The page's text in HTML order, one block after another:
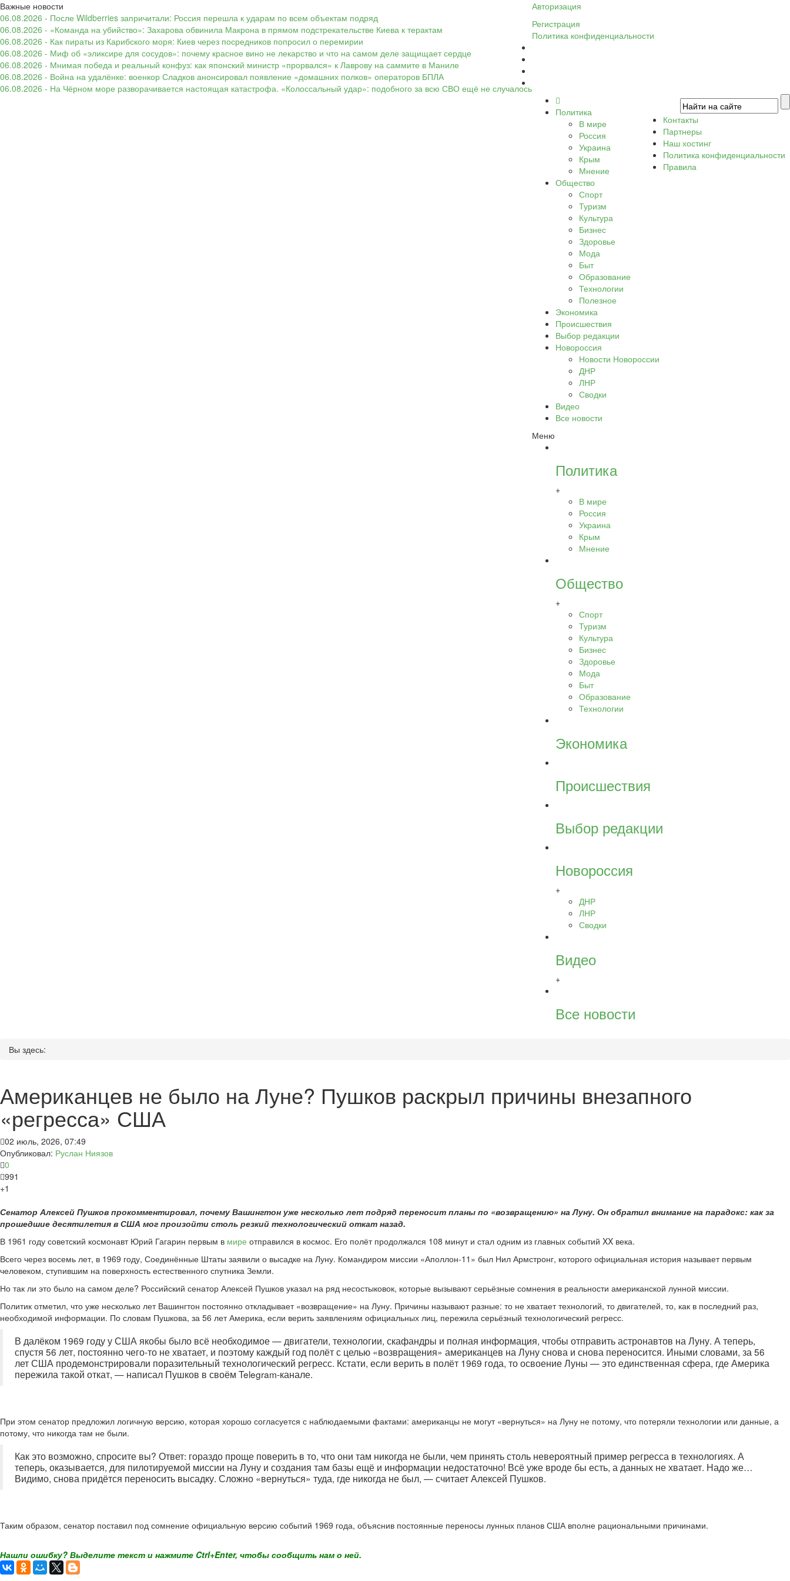
Важные новости
06.08.2026 - После Wildberries запричитали: Россия перешла к ударам по всем объектам подряд
06.08.2026 - «Команда на убийство»: Захарова обвинила Макрона в прямом подстрекательстве Киева к терактам
06.08.2026 - Как пираты из Карибского моря: Киев через посредников попросил о перемирии
06.08.2026 - Миф об «эликсире для сосудов»: почему красное вино не лекарство и что на самом деле защищает сердце
06.08.2026 - Мнимая победа и реальный конфуз: как японский министр «прорвался» к Лаврову на саммите в Маниле
06.08.2026 - Война на удалёнке: военкор Сладков анонсировал появление «домашних полков» операторов БПЛА
06.08.2026 - На Чёрном море разворачивается настоящая катастрофа. «Колоссальный удар»: подобного за всю СВО ещё не случалось
Авторизация
Регистрация
Политика конфиденциальности
Политика
В мире
Россия
Украина
Крым
Мнение
Общество
Спорт
Туризм
Культура
Бизнес
Здоровье
Мода
Быт
Образование
Технологии
Полезное
Экономика
Происшествия
Выбор редакции
Новороссия
Новости Новороссии
ДНР
ЛНР
Сводки
Видео
Все новости
Меню
Политика
+
В мире
Россия
Украина
Крым
Мнение
Общество
+
Спорт
Туризм
Культура
Бизнес
Здоровье
Мода
Быт
Образование
Технологии
Экономика
Происшествия
Выбор редакции
Новороссия
+
ДНР
ЛНР
Сводки
Видео
+
Все новости
Контакты
Партнеры
Наш хостинг
Политика конфиденциальности
Правила
Вы здесь:
Американцев не было на Луне? Пушков раскрыл причины внезапного
«регресса» США
02 июль, 2026, 07:49
Опубликовал: Руслан Ниязов
0
991
+1
Сенатор Алексей Пушков прокомментировал, почему Вашингтон уже несколько лет подряд переносит планы по «возвращению» на Луну. Он обратил внимание на парадокс: как за
прошедшие десятилетия в США мог произойти столь резкий технологический откат назад.
В 1961 году советский космонавт Юрий Гагарин первым в мире отправился в космос. Его полёт продолжался 108 минут и стал одним из главных событий XX века.
Всего через восемь лет, в 1969 году, Соединённые Штаты заявили о высадке на Луну. Командиром миссии «Аполлон-11» был Нил Армстронг, которого официальная история называет первым
человеком, ступившим на поверхность естественного спутника Земли.
Но так ли это было на самом деле? Российский сенатор Алексей Пушков указал на ряд несостыковок, которые вызывают серьёзные сомнения в реальности американской лунной миссии.
Политик отметил, что уже несколько лет Вашингтон постоянно откладывает «возвращение» на Луну. Причины называют разные: то не хватает технологий, то двигателей, то, как в последний раз,
необходимой информации. По словам Пушкова, за 56 лет Америка, если верить заявлениям официальных лиц, пережила серьёзный технологический регресс.
В далёком 1969 году у США якобы было всё необходимое — двигатели, технологии, скафандры и полная информация, чтобы отправить астронавтов на Луну. А теперь,
спустя 56 лет, постоянно чего-то не хватает, и поэтому каждый год полёт с целью «возвращения» американцев на Луну снова и снова переносится. Иными словами, за 56
лет США продемонстрировали поразительный технологический регресс. Кстати, если верить в полёт 1969 года, то освоение Луны — это единственная сфера, где Америка
пережила такой откат, — написал Пушков в своём Telegram-канале.
При этом сенатор предложил логичную версию, которая хорошо согласуется с наблюдаемыми фактами: американцы не могут «вернуться» на Луну не потому, что потеряли технологии или данные, а
потому, что никогда там не были.
Как это возможно, спросите вы? Ответ: гораздо проще поверить в то, что они там никогда не были, чем принять столь невероятный пример регресса в технологиях. А
теперь, оказывается, для пилотируемой миссии на Луну и создания там базы ещё и информации недостаточно! Всё уже вроде бы есть, а данных не хватает. Надо же…
Видимо, снова придётся переносить высадку. Сложно «вернуться» туда, где никогда не был, — считает Алексей Пушков.
Таким образом, сенатор поставил под сомнение официальную версию событий 1969 года, объяснив постоянные переносы лунных планов США вполне рациональными причинами.
Нашли ошибку? Выделите текст и нажмите Ctrl+Enter, чтобы сообщить нам о ней.